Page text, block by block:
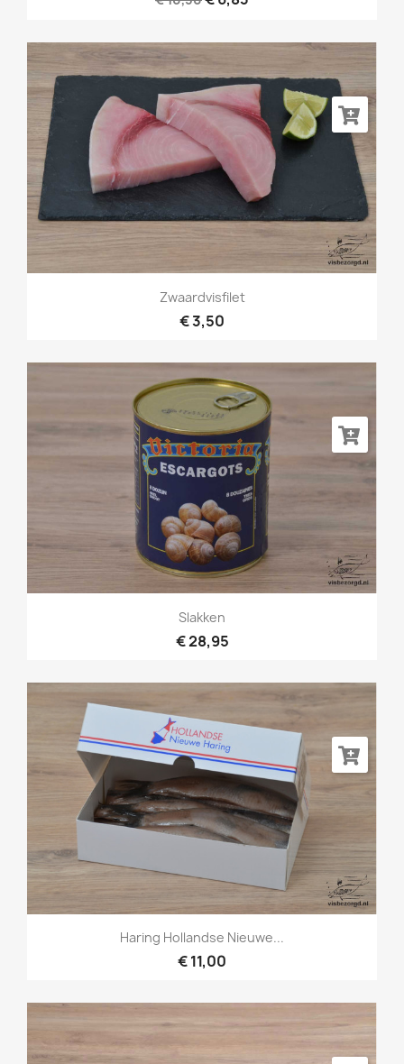
Zwaardvisfilet
€ 3,50
Slakken
€ 28,95
Haring Hollandse Nieuwe...
€ 11,00